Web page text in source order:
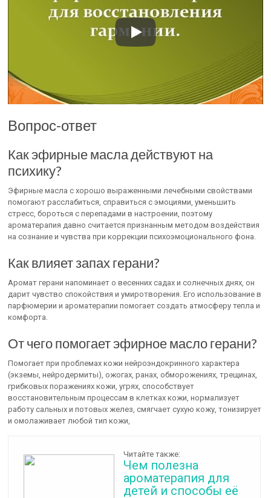
Вопрос-ответ
Как эфирные масла действуют на
психику?
Эфирные масла с хорошо выраженными лечебными свойствами
помогают расслабиться, справиться с эмоциями, уменьшить
стресс, бороться с перепадами в настроении, поэтому
ароматерапия давно считается признанным методом воздействия
на сознание и чувства при коррекции психоэмоционального фона.
Как влияет запах герани?
Аромат герани напоминает о весенних садах и солнечных днях, он
дарит чувство спокойствия и умиротворения. Его использование в
парфюмерии и ароматерапии помогает создать атмосферу тепла и
комфорта.
От чего помогает эфирное масло герани?
Помогает при проблемах кожи нейроэндокринного характера
(экземы, нейродермиты), ожогах, ранах, обморожениях, трещинах,
грибковых поражениях кожи, угрях, способствует
восстановительным процессам в клетках кожи, нормализует
работу сальных и потовых желез, смягчает сухую кожу, тонизирует
и омолаживает любой тип кожи,
Читайте также:
Чем полезна
ароматерапия для
детей и способы её